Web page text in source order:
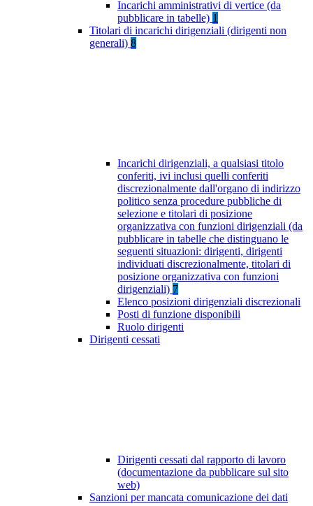
Incarichi amministrativi di vertice (da
pubblicare in tabelle) 1
Titolari di incarichi dirigenziali (dirigenti non
generali) 8
Incarichi dirigenziali, a qualsiasi titolo
conferiti, ivi inclusi quelli conferiti
discrezionalmente dall'organo di indirizzo
politico senza procedure pubbliche di
selezione e titolari di posizione
organizzativa con funzioni dirigenziali (da
pubblicare in tabelle che distinguano le
seguenti situazioni: dirigenti, dirigenti
individuati discrezionalmente, titolari di
posizione organizzativa con funzioni
dirigenziali) 7
Elenco posizioni dirigenziali discrezionali
Posti di funzione disponibili
Ruolo dirigenti
Dirigenti cessati
Dirigenti cessati dal rapporto di lavoro
(documentazione da pubblicare sul sito
web)
Sanzioni per mancata comunicazione dei dati